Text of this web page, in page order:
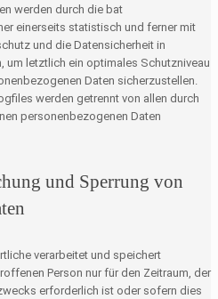
werden durch die bat
einerseits statistisch und ferner mit
und die Datensicherheit in
um letztlich ein optimales Schutzniveau
Daten sicherzustellen.
werden getrennt von allen durch
personenbezogenen Daten
und Sperrung von
verarbeitet und speichert
Person nur für den Zeitraum, der
erforderlich ist oder sofern dies